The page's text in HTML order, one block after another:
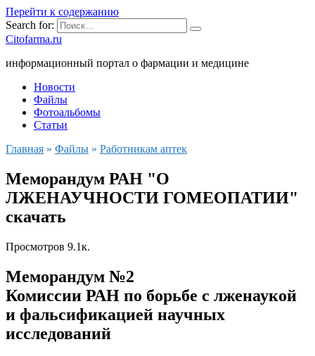
Перейти к содержанию
Search for:
Citofarma.ru
информационный портал о фармации и медицине
Новости
Файлы
Фотоальбомы
Статьи
Главная » Файлы » Работникам аптек
Меморандум РАН "О
ЛЖЕНАУЧНОСТИ ГОМЕОПАТИИ"
скачать
Просмотров 9.1к.
Меморандум №2
Комиссии РАН по борьбе с лженаукой
и фальсификацией научных
исследований